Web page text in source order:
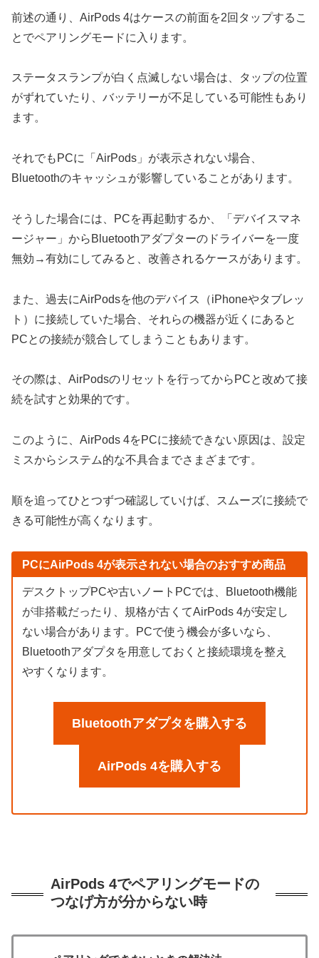
前述の通り、AirPods 4はケースの前面を2回タップするこ
とでペアリングモードに入ります。
ステータスランプが白く点滅しない場合は、タップの位置
がずれていたり、バッテリーが不足している可能性もあり
ます。
それでもPCに「AirPods」が表示されない場合、
Bluetoothのキャッシュが影響していることがあります。
そうした場合には、PCを再起動するか、「デバイスマネ
ージャー」からBluetoothアダプターのドライバーを一度
無効→有効にしてみると、改善されるケースがあります。
また、過去にAirPodsを他のデバイス（iPhoneやタブレッ
ト）に接続していた場合、それらの機器が近くにあると
PCとの接続が競合してしまうこともあります。
その際は、AirPodsのリセットを行ってからPCと改めて接
続を試すと効果的です。
このように、AirPods 4をPCに接続できない原因は、設定
ミスからシステム的な不具合までさまざまです。
順を追ってひとつずつ確認していけば、スムーズに接続で
きる可能性が高くなります。
PCにAirPods 4が表示されない場合のおすすめ商品
デスクトップPCや古いノートPCでは、Bluetooth機能
が非搭載だったり、規格が古くてAirPods 4が安定し
ない場合があります。PCで使う機会が多いなら、
Bluetoothアダプタを用意しておくと接続環境を整え
やすくなります。
Bluetoothアダプタを購入する
AirPods 4を購入する
AirPods 4でペアリングモードの
つなげ方が分からない時